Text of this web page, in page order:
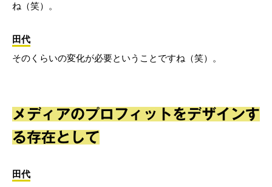
ね（笑）。
田代
そのくらいの変化が必要ということですね（笑）。
メディアのプロフィットをデザインす
る存在として
田代